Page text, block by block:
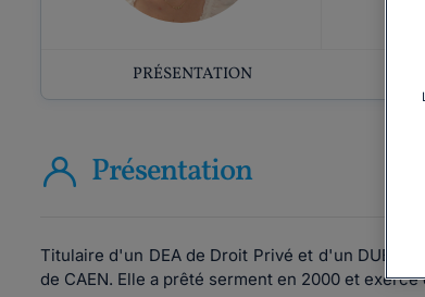
PRÉSENTATION
Présentation
Titulaire d'un DEA de Droit Privé et d'un
de CAEN. Elle a prêté serment en 2000 et exerce